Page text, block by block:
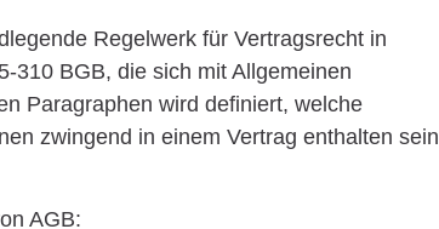
Regelwerk für Vertragsrecht in
310 BGB, die sich mit Allgemeinen
Paragraphen wird definiert, welche
zwingend in einem Vertrag enthalten sein
AGB: